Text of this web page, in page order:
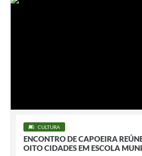
CULTURA
ENCONTRO DE CAPOEIRA
OITO CIDADES EM ESCOLA